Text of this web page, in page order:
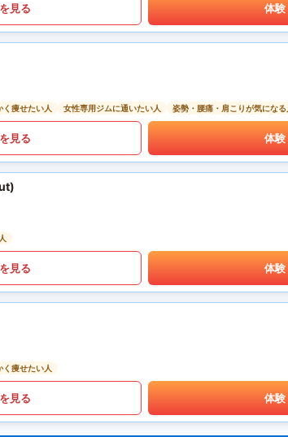
見る 体験
く痩せたい人 女性専用ジムに通いたい人 姿勢・腰痛・肩こりが気になる
見る 体験
見る 体験
く痩せたい人
見る 体験